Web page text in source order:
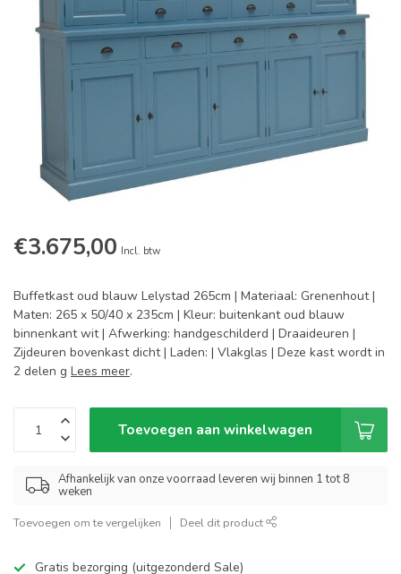
€3.675,00 Incl. btw
Buffetkast oud blauw Lelystad 265cm | Materiaal: Grenenhout |
Maten: 265 x 50/40 x 235cm | Kleur: buitenkant oud blauw
binnenkant wit | Afwerking: handgeschilderd | Draaideuren |
Zijdeuren bovenkast dicht | Laden: | Vlakglas | Deze kast wordt in
2 delen g Lees meer.
Toevoegen aan winkelwagen
Afhankelijk van onze voorraad leveren wij binnen 1 tot 8
weken
Toevoegen om te vergelijken Deel dit product
Gratis bezorging (uitgezonderd Sale)